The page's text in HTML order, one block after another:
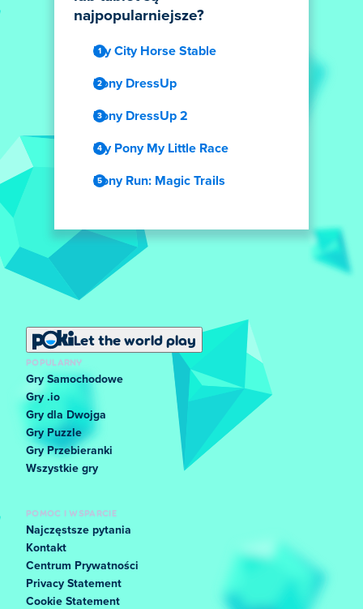
najpopularniejsze?
My City Horse Stable
Pony DressUp
Pony DressUp 2
My Pony My Little Race
Pony Run: Magic Trails
Let the world play
POPULARNY
Gry Samochodowe
Gry .io
Gry dla Dwojga
Gry Puzzle
Gry Przebieranki
Wszystkie gry
POMOC I WSPARCIE
Najczęstsze pytania
Kontakt
Centrum Prywatności
Privacy Statement
Cookie Statement